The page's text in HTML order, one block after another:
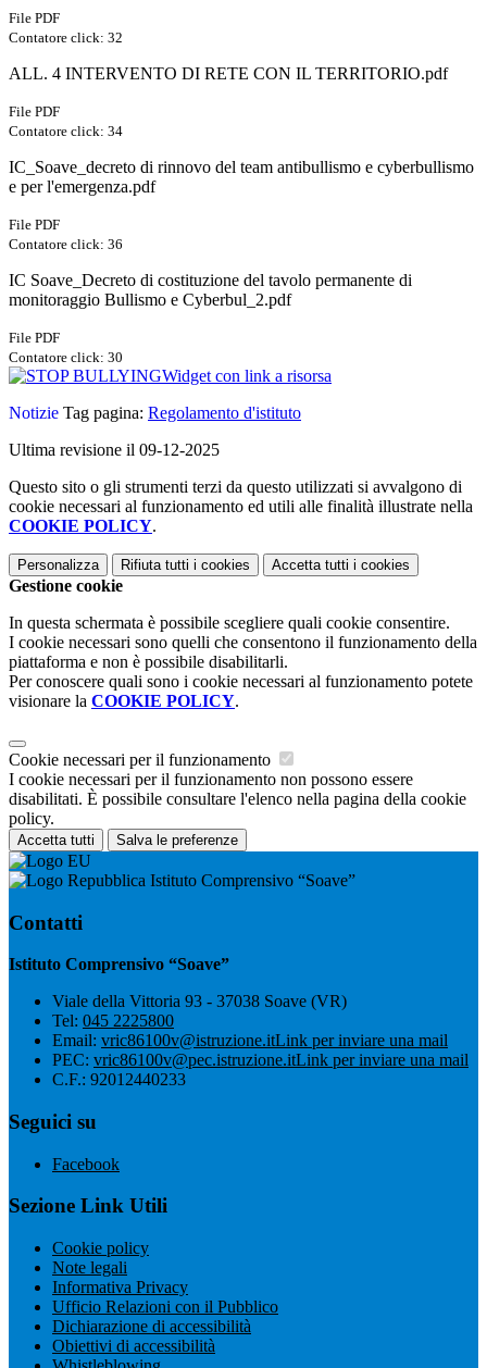
File PDF
Contatore click: 32
ALL. 4 INTERVENTO DI RETE CON IL TERRITORIO.pdf
File PDF
Contatore click: 34
IC_Soave_decreto di rinnovo del team antibullismo e cyberbullismo
e per l'emergenza.pdf
File PDF
Contatore click: 36
IC Soave_Decreto di costituzione del tavolo permanente di
monitoraggio Bullismo e Cyberbul_2.pdf
File PDF
Contatore click: 30
Widget con link a risorsa
Notizie Tag pagina: Regolamento d'istituto
Ultima revisione il 09-12-2025
Questo sito o gli strumenti terzi da questo utilizzati si avvalgono di
cookie necessari al funzionamento ed utili alle finalità illustrate nella
COOKIE POLICY.
Personalizza Rifiuta tutti i cookies Accetta tutti i cookies
Gestione cookie
In questa schermata è possibile scegliere quali cookie consentire.
I cookie necessari sono quelli che consentono il funzionamento della
piattaforma e non è possibile disabilitarli.
Per conoscere quali sono i cookie necessari al funzionamento potete
visionare la COOKIE POLICY.
Cookie necessari per il funzionamento
I cookie necessari per il funzionamento non possono essere
disabilitati. È possibile consultare l'elenco nella pagina della cookie
policy.
Accetta tutti Salva le preferenze
Istituto Comprensivo “Soave”
Contatti
Istituto Comprensivo “Soave”
Viale della Vittoria 93 - 37038 Soave (VR)
Tel: 045 2225800
Email: vric86100v@istruzione.itLink per inviare una mail
PEC: vric86100v@pec.istruzione.itLink per inviare una mail
C.F.: 92012440233
Seguici su
Facebook
Sezione Link Utili
Cookie policy
Note legali
Informativa Privacy
Ufficio Relazioni con il Pubblico
Dichiarazione di accessibilità
Obiettivi di accessibilità